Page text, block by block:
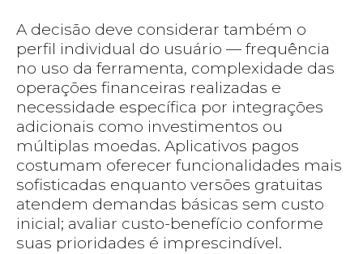
A decisão deve considerar também o
perfil individual do usuário — frequência
no uso da ferramenta, complexidade das
operações financeiras realizadas e
necessidade específica por integrações
adicionais como investimentos ou
múltiplas moedas. Aplicativos pagos
costumam oferecer funcionalidades mais
sofisticadas enquanto versões gratuitas
atendem demandas básicas sem custo
inicial; avaliar custo-benefício conforme
suas prioridades é imprescindível.